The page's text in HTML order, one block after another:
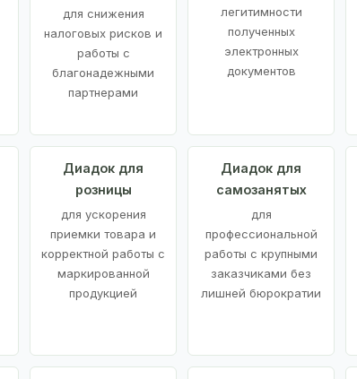
для снижения
налоговых рисков и
работы с
благонадежными
партнерами
легитимности
полученных
электронных
документов
Диадок для
розницы
для ускорения
приемки товара и
корректной работы с
маркированной
продукцией
Диадок для
самозанятых
для
профессиональной
работы с крупными
заказчиками без
лишней бюрократии